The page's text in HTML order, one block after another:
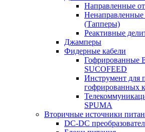
Направленные
Ненаправленные
(Тапперы)
Реактивные
Джамперы
Фидерные кабели
Гофрированные
SUCOFEED
Инструмент для
гофрированных
SPUMA
Вторичные источники
DC-DC